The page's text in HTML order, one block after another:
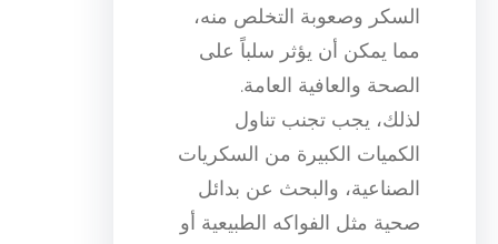
السكر وصعوبة التخلص منه،
مما يمكن أن يؤثر سلباً على
الصحة والعافية العامة.
لذلك، يجب تجنب تناول
الكميات الكبيرة من السكريات
الصناعية، والبحث عن بدائل
صحية مثل الفواكه الطبيعية أو